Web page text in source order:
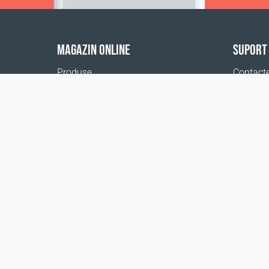
MAGAZIN ONLINE
Produse
SUPORT